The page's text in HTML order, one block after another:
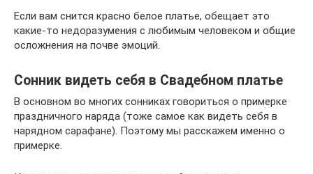
Если вам снится красно белое платье, обещает это
какие-то недоразумения с любимым человеком и общие
осложнения на почве эмоций.
Сонник видеть себя в Свадебном платье
В основном во многих сонниках говориться о примерке
праздничного наряда (тоже самое как видеть себя в
нарядном сарафане). Поэтому мы расскажем именно о
примерке.